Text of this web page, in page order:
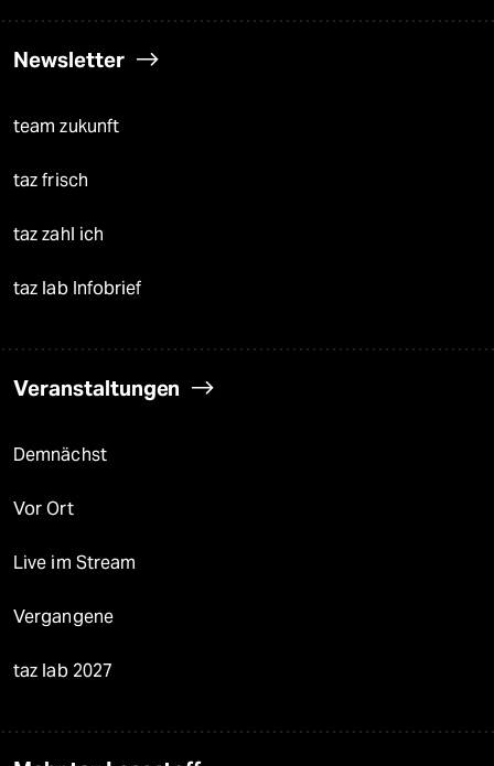
Newsletter
team zukunft
taz frisch
taz zahl ich
taz lab Infobrief
Veranstaltungen
Demnächst
Vor Ort
Live im Stream
Vergangene
taz lab 2027